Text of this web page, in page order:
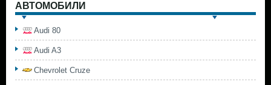
АВТОМОБИЛИ
Audi 80
Audi A3
Chevrolet Cruze